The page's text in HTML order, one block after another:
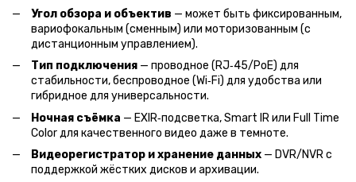
Угол обзора и объектив — может быть фиксированным,
вариофокальным (сменным) или моторизованным (с
дистанционным управлением).
Тип подключения — проводное (RJ‑45/PoE) для
стабильности, беспроводное (Wi‑Fi) для удобства или
гибридное для универсальности.
Ночная съёмка — EXIR‑подсветка, Smart IR или Full Time
Color для качественного видео даже в темноте.
Видеорегистратор и хранение данных — DVR/NVR с
поддержкой жёстких дисков и архивации.